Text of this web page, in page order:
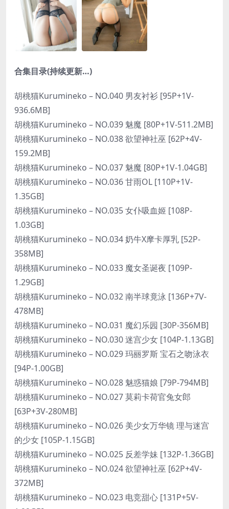
合集目录(持续更新…)
胡桃猫Kurumineko – NO.040 男友衬衫 [95P+1V-
936.6MB]
胡桃猫Kurumineko – NO.039 魅魔 [80P+1V-511.2MB]
胡桃猫Kurumineko – NO.038 欲望神社巫 [62P+4V-
159.2MB]
胡桃猫Kurumineko – NO.037 魅魔 [80P+1V-1.04GB]
胡桃猫Kurumineko – NO.036 甘雨OL [110P+1V-
1.35GB]
胡桃猫Kurumineko – NO.035 女仆吸血姬 [108P-
1.03GB]
胡桃猫Kurumineko – NO.034 奶牛X摩卡厚乳 [52P-
358MB]
胡桃猫Kurumineko – NO.033 魔女圣诞夜 [109P-
1.29GB]
胡桃猫Kurumineko – NO.032 南半球竟泳 [136P+7V-
478MB]
胡桃猫Kurumineko – NO.031 魔幻乐园 [30P-356MB]
胡桃猫Kurumineko – NO.030 迷宫少女 [104P-1.13GB]
胡桃猫Kurumineko – NO.029 玛丽罗斯 宝石之吻泳衣
[94P-1.00GB]
胡桃猫Kurumineko – NO.028 魅惑猫娘 [79P-794MB]
胡桃猫Kurumineko – NO.027 莫莉卡荷官兔女郎
[63P+3V-280MB]
胡桃猫Kurumineko – NO.026 美少女万华镜 理与迷宫
的少女 [105P-1.15GB]
胡桃猫Kurumineko – NO.025 反差学妹 [132P-1.36GB]
胡桃猫Kurumineko – NO.024 欲望神社巫 [62P+4V-
372MB]
胡桃猫Kurumineko – NO.023 电竞甜心 [131P+5V-